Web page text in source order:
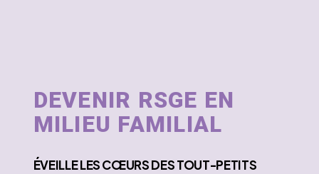
DEVENIR RSGE EN
MILIEU FAMILIAL
ÉVEILLELES CŒURS DES TOUT-PETITS